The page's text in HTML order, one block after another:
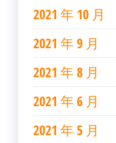
2021 年 10 月
2021 年 9 月
2021 年 8 月
2021 年 6 月
2021 年 5 月